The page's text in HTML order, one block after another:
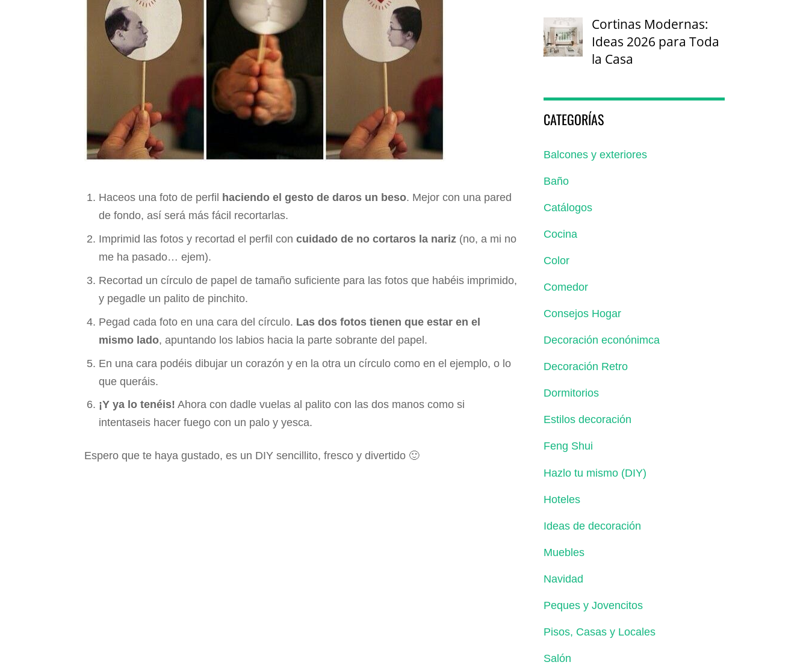
Haceos una foto de perfil haciendo el gesto de daros un beso. Mejor con una pared
de fondo, así será más fácil recortarlas.
Imprimid las fotos y recortad el perfil con cuidado de no cortaros la nariz (no, a mi no
me ha pasado… ejem).
Recortad un círculo de papel de tamaño suficiente para las fotos que habéis imprimido,
y pegadle un palito de pinchito.
Pegad cada foto en una cara del círculo. Las dos fotos tienen que estar en el
mismo lado, apuntando los labios hacia la parte sobrante del papel.
En una cara podéis dibujar un corazón y en la otra un círculo como en el ejemplo, o lo
que queráis.
¡Y ya lo tenéis! Ahora con dadle vuelas al palito con las dos manos como si
intentaseis hacer fuego con un palo y yesca.
Espero que te haya gustado, es un DIY sencillito, fresco y divertido 🙂
Cortinas Modernas:
Ideas 2026 para Toda
la Casa
CATEGORÍAS
Balcones y exteriores
Baño
Catálogos
Cocina
Color
Comedor
Consejos Hogar
Decoración econónimca
Decoración Retro
Dormitorios
Estilos decoración
Feng Shui
Hazlo tu mismo (DIY)
Hoteles
Ideas de decoración
Muebles
Navidad
Peques y Jovencitos
Pisos, Casas y Locales
Salón